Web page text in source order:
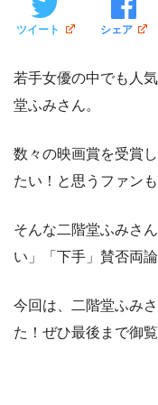
ツイート シェア
若手女優の中でも人
堂ふみさん。
数々の映画賞を受賞
たい！と思うファン
そんな二階堂ふみさ
い」「下手」賛否両
今回は、二階堂ふみ
た！ぜひ最後まで御覧